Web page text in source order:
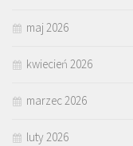
maj 2026
kwiecień 2026
marzec 2026
luty 2026